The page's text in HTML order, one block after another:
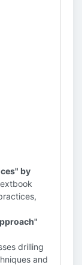
by
drilling
and